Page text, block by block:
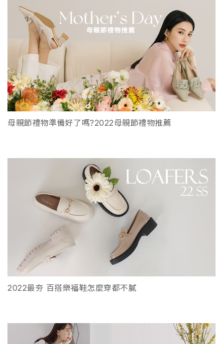
母親節禮物準備好了嗎?2022母親節禮物推薦
2022最夯 百搭樂福鞋怎麼穿都不膩